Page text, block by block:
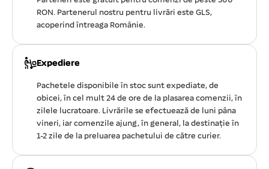
RON. Partenerul nostru pentru livrări este GLS,
acoperind întreaga Românie.
Expediere
Pachetele disponibile în stoc sunt expediate, de
obicei, în cel mult 24 de ore de la plasarea comenzii, în
zilele lucratoare. Livrările se efectuează de luni pâna
vineri, iar comenzile ajung, în general, la destinație în
1-2 zile de la preluarea pachetului de către curier.